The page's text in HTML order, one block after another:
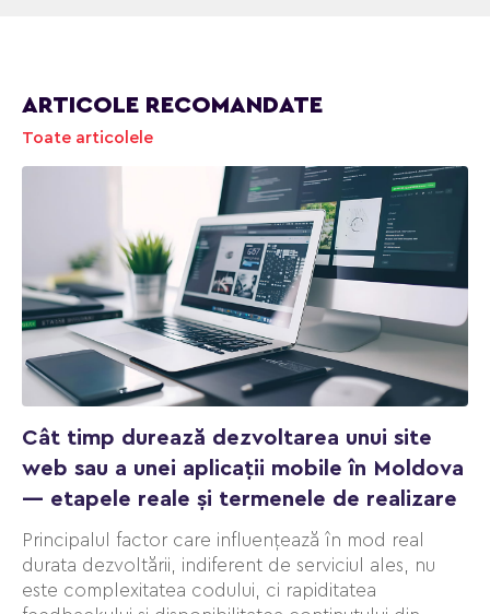
ARTICOLE RECOMANDATE
Toate articolele
Cât timp durează dezvoltarea unui site
web sau a unei aplicații mobile în Moldova
— etapele reale și termenele de realizare
Principalul factor care influențează în mod real
durata dezvoltării, indiferent de serviciul ales, nu
este complexitatea codului, ci rapiditatea